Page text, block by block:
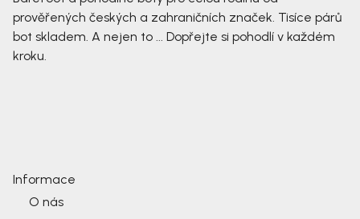
prověřených českých a zahraničních značek. Tisíce párů
bot skladem. A nejen to ... Dopřejte si pohodlí v každém
kroku.
Informace
O nás